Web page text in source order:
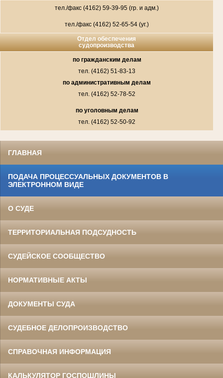
тел./факс (4162) 59-39-95 (гр. и адм.)
тел./факс (4162) 52-65-54 (уг.)
Отдел обеспечения
судопроизводства
по гражданским делам
тел. (4162) 51-83-13
по административным делам
тел. (4162) 52-78-52
по уголовным делам
тел. (4162) 52-50-92
ГЛАВНАЯ
ПОДАЧА ПРОЦЕССУАЛЬНЫХ ДОКУМЕНТОВ В
ЭЛЕКТРОННОМ ВИДЕ
О СУДЕ
ТЕРРИТОРИАЛЬНАЯ ПОДСУДНОСТЬ
СУДЕЙСКОЕ СООБЩЕСТВО
НОРМАТИВНЫЕ АКТЫ
ДОКУМЕНТЫ СУДА
СУДЕБНОЕ ДЕЛОПРОИЗВОДСТВО
СПРАВОЧНАЯ ИНФОРМАЦИЯ
КАЛЬКУЛЯТОР ГОСПОШЛИНЫ